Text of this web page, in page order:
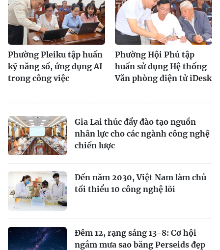
Phường Pleiku tập huấn
kỹ năng số, ứng dụng AI
trong công việc
Phường Hội Phú tập
huấn sử dụng Hệ thống
Văn phòng điện tử iDesk
Gia Lai thúc đẩy đào tạo nguồn
nhân lực cho các ngành công nghệ
chiến lược
Đến năm 2030, Việt Nam làm chủ
tối thiểu 10 công nghệ lõi
Đêm 12, rạng sáng 13-8: Cơ hội
ngắm mưa sao băng Perseids đẹp